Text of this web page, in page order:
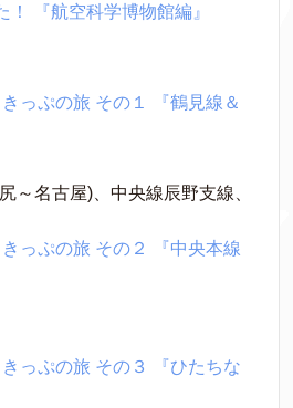
！ 『航空科学博物館編』
っぷの旅 その１ 『鶴見線＆
～名古屋)、中央線辰野支線、
っぷの旅 その２ 『中央本線
っぷの旅 その３ 『ひたちな